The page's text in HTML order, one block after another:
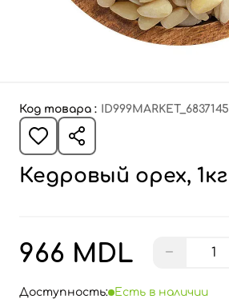
Код товара : ID999MARKET_6837145
Кедровый орех, 1кг
966 MDL −
Доступность: Есть в наличии